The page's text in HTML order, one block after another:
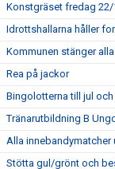
Konstgräset fredag 22/
Idrottshallarna håller
Kommunen stänger
Rea på jackor
Bingolotterna till jul
Tränarutbildning B
Alla
Stötta gul/grönt och